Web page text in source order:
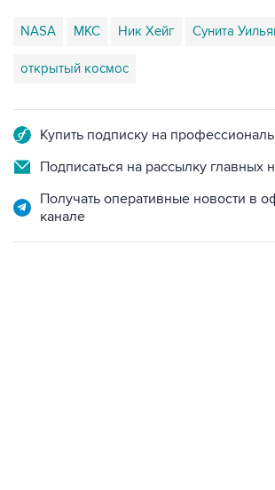
NASA МКС Ник Хейг Сунита
открытый космос
Купить подписку на
Подписаться на рассылку главных
Получать оперативные новости в
канале